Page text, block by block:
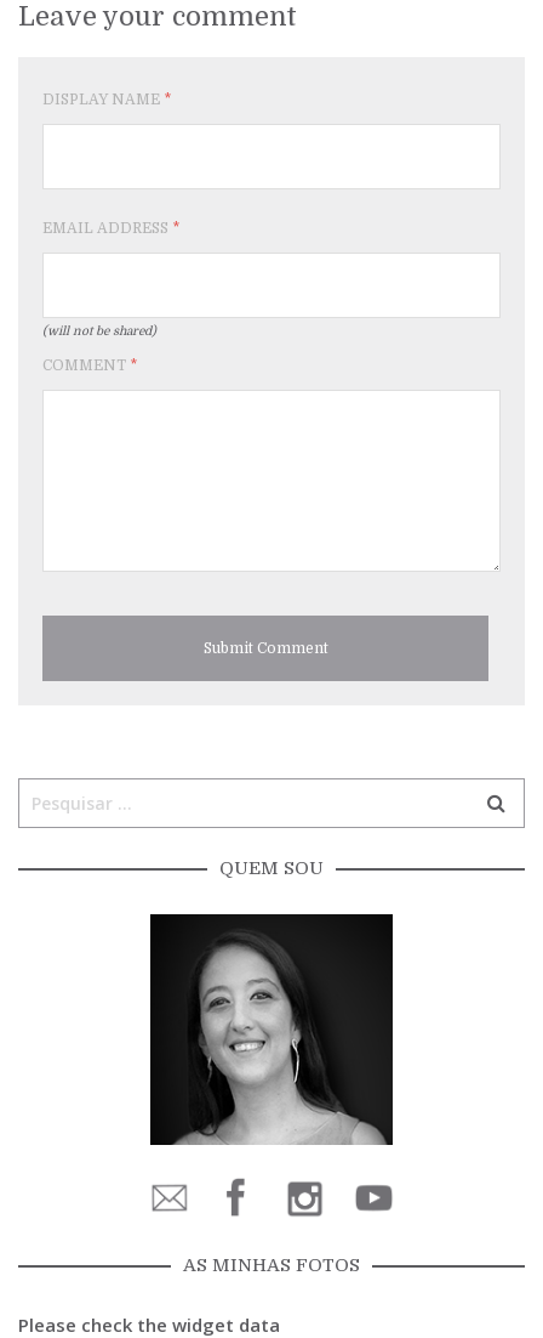
Leave your comment
DISPLAY NAME *
EMAIL ADDRESS *
(will not be shared)
COMMENT *
QUEM SOU
AS MINHAS FOTOS
Please check the widget data